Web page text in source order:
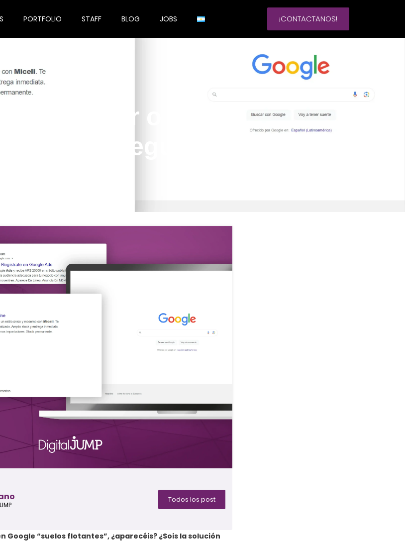
PORTFOLIO STAFF BLOG JOBS ¡CONTACTANOS!
¿estar o no
es la pregunta
Todos los post
Google “suelos flotantes”, ¿aparecéis? ¿Sois la solución